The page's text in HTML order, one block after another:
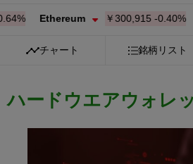
Ethereum ￥300,915-0.40%
チャート 銘柄リスト
ハードウエアウォレ